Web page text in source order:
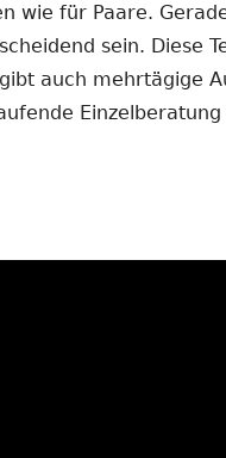
wie für Paare.
sein. Diese
auch mehrtägige